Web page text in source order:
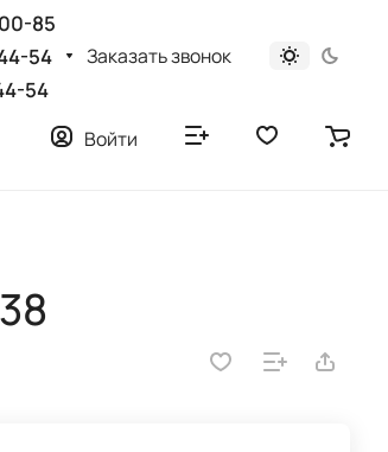
85
54
54
Заказать звонок
Войти